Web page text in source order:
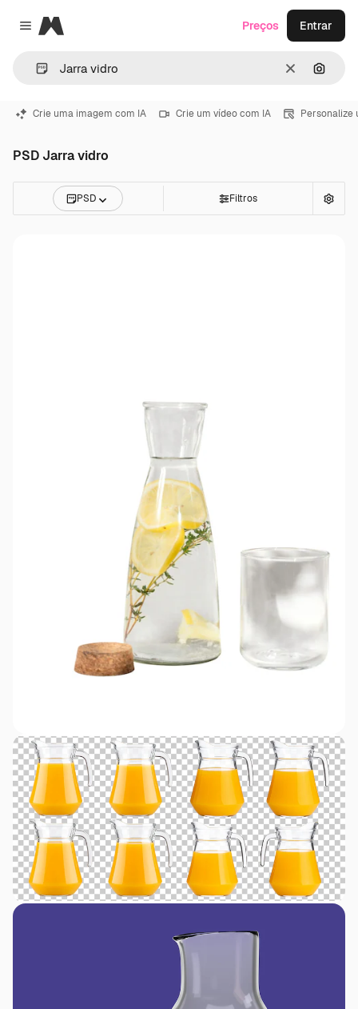
Close menu
Magnific
Limpar
Preços Entrar
Crie uma imagem com IA Crie um vídeo com IA Personalize
PSD Jarra vidro
PSD Filtros